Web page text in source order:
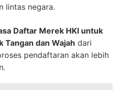
lintas negara.
Daftar Merek HKI untuk
Tangan dan Wajah dari
pendaftaran akan lebih